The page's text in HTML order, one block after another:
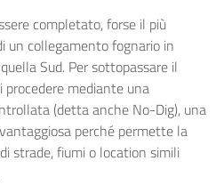
completato, forse il più
un collegamento fognario in
Sud. Per sottopassare il
procedere mediante una
(detta anche No-Dig), una
perché permette la
strade, fiumi o location simili